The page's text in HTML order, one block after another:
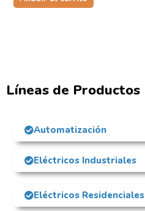
Líneas de Productos
Automatización
Eléctricos Industriales
Eléctricos Residenciales